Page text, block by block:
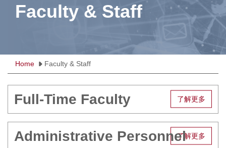
Faculty & Staff
Home Faculty & Staff
Full-Time Faculty
Administrative Personnel